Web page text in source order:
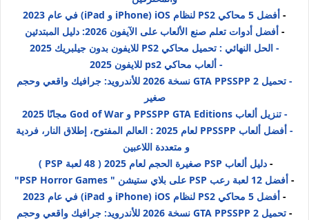
- أفضل 5 محاكي PS2 لنظام iOS (iPhone و iPad) في عام 2023
-أفضل أدوات تعلم صنع الألعاب على الآيفون 2026: دليل المبتدئين
- الحل النهائي : تحميل محاكي PS2 للايفون بدون جيلبريك 2025
- ألعاب محاكي ps2 للايفون 2025
- تحميل GTA PPSSPP 2 نسخة 2026 للأندرويد: جرافيك واقعي وحجم
صغير
- تنزيل ألعاب PPSSPP GTA Editions و God of War مجانًا 2025
- أفضل ألعاب PPSSPP لعام 2025 : العالم المفتوح، إطلاق النار، فردية
و متعددة اللاعبين
- دليل ألعاب PSP صغيرة الحجم لعام 2025 ( 48 لعبة PSP )
- أفضل 12 لعبة رعب PSP على بلاي ستيشن " PSP Horror Games"
- أفضل 5 محاكي PS2 لنظام iOS (iPhone و iPad) في عام 2023
-
تحميل GTA PPSSPP 2 نسخة 2026 للأندرويد: جرافيك واقعي وحجم